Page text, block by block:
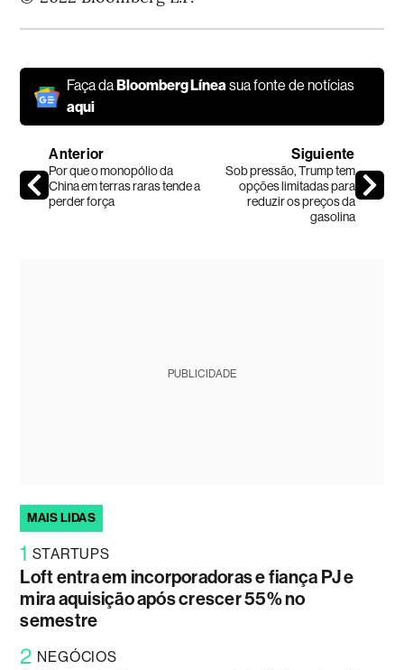
Faça daBloomberg Líneasua fonte de notícias
aqui
Anterior
Por que o monopólio da
China em terras raras tende a
perder força
Siguiente
Sob pressão, Trump tem
opções limitadas para
reduzir os preços da
gasolina
PUBLICIDADE
MAIS LIDAS
1 STARTUPS
Loft entra em incorporadoras e fiança PJ e
mira aquisição após crescer 55% no
semestre
2 NEGÓCIOS